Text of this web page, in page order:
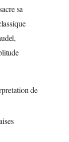
sa
de